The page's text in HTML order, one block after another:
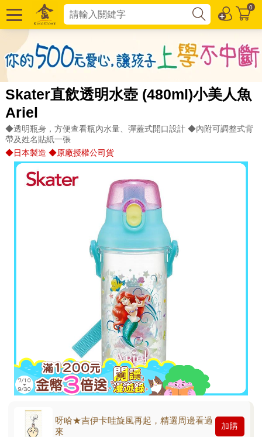
0
Skater直飲透明水壺 (480ml)小美人魚
Ariel
◆透明瓶身，方便查看瓶內水量、彈蓋式開口設計 ◆內附可調整式背
帶及姓名貼紙一張
◆日本製造 ◆原廠授權公司貨
呀哈★吉伊卡哇旋風再起，精選周邊看過
來
加購